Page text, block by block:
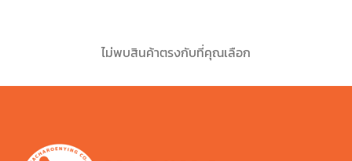
ไม่พบสินค้าตรงกับที่คุณเลือก